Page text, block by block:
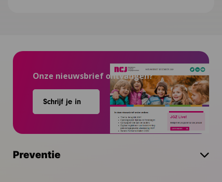
Onze nieuwsbrief ontvangen?
Schrijf je in
Preventie